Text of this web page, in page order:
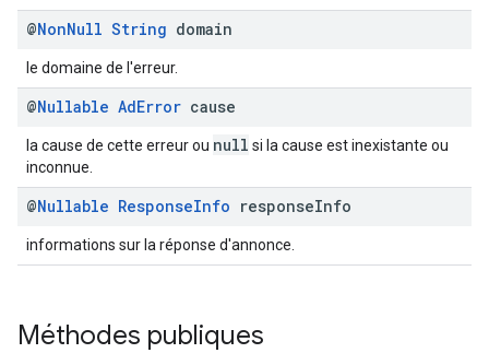
@NonNull String domain
le domaine de l'erreur.
@Nullable AdError cause
la cause de cette erreur ou null si la cause est inexistante ou
inconnue.
@Nullable ResponseInfo responseInfo
informations sur la réponse d'annonce.
Méthodes publiques